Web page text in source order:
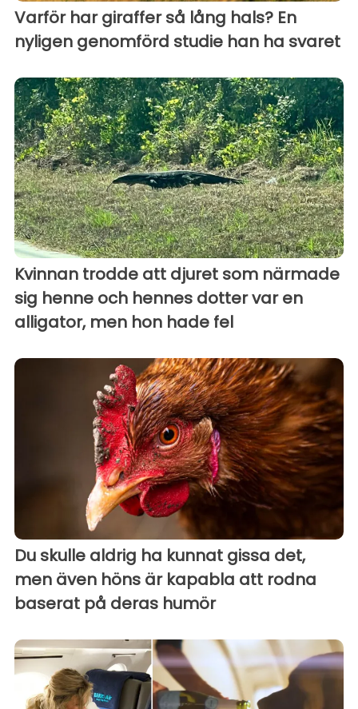
Varför har giraffer så lång hals? En
nyligen genomförd studie han ha svaret
Kvinnan trodde att djuret som närmade
sig henne och hennes dotter var en
alligator, men hon hade fel
Du skulle aldrig ha kunnat gissa det,
men även höns är kapabla att rodna
baserat på deras humör